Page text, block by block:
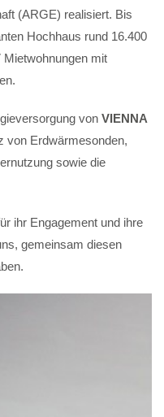
(ARGE) realisiert. Bis
Hochhaus rund 16.400
Mietwohnungen mit
vonVIENNA
von Erdwärmesonden,
sowie die
ihr Engagement und ihre
gemeinsam diesen